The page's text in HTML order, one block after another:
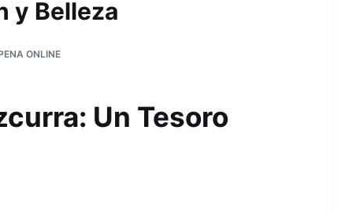
y Belleza
ONLINE
Un Tesoro